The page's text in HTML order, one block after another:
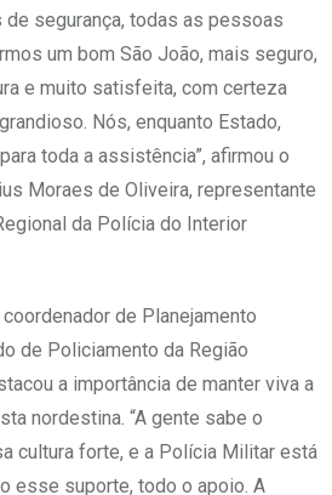
segurança, todas as pessoas
um bom São João, mais seguro,
e muito satisfeita, com certeza
Nós, enquanto Estado,
toda a assistência”, afirmou o
Moraes de Oliveira, representante
da Polícia do Interior
de Planejamento
de Policiamento da Região
a importância de manter viva a
nordestina. “A gente sabe o
cultura forte, e a Polícia Militar está
esse suporte, todo o apoio. A